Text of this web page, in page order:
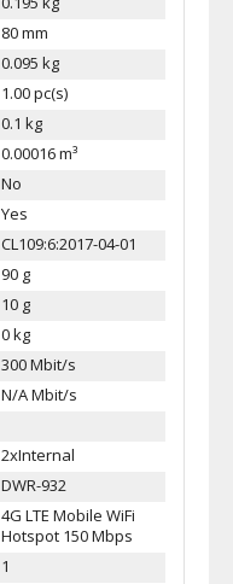
80 mm
0.095 kg
1.00 pc(s)
0.1 kg
0.00016 m³
No
Yes
CL109:6:2017-04-01
90 g
10 g
0 kg
300 Mbit/s
N/A Mbit/s
2xInternal
DWR-932
4G LTE Mobile WiFi
Hotspot 150 Mbps
1